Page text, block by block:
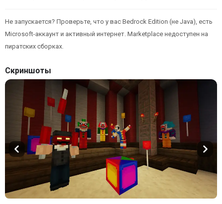
Не запускается? Проверьте, что у вас Bedrock Edition (не Java), есть
Microsoft-аккаунт и активный интернет. Marketplace недоступен на
пиратских сборках.
Скриншоты